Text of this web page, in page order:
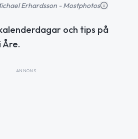
Erhardsson - Mostphotos
och tips på
ANNONS